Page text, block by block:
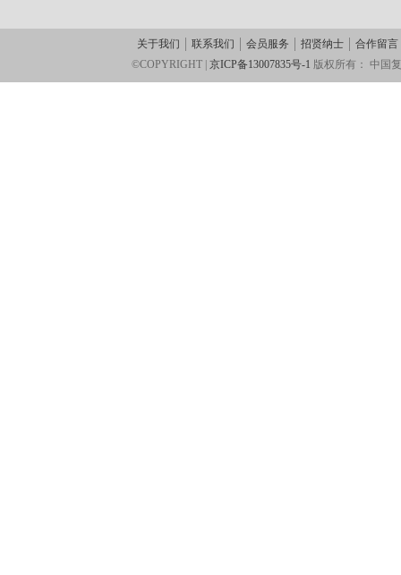
关于我们 联系我们 会员服务 招贤纳士
合作留言
©COPYRIGHT | 京ICP备13007835号-1 版权所有： 中国